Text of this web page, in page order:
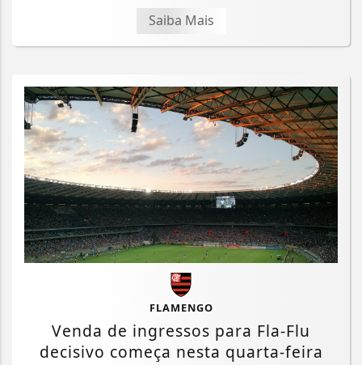
Saiba Mais
FLAMENGO
Venda de ingressos para Fla-Flu
decisivo começa nesta quarta-feira